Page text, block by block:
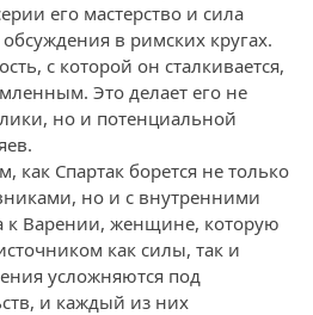
его мастерство и сила
в римских кругах.
с которой он сталкивается,
Это делает его не
но и потенциальной
как Спартак борется не только
но и с внутренними
к Варении, женщине, которую
как силы, так и
усложняются под
и каждый из них